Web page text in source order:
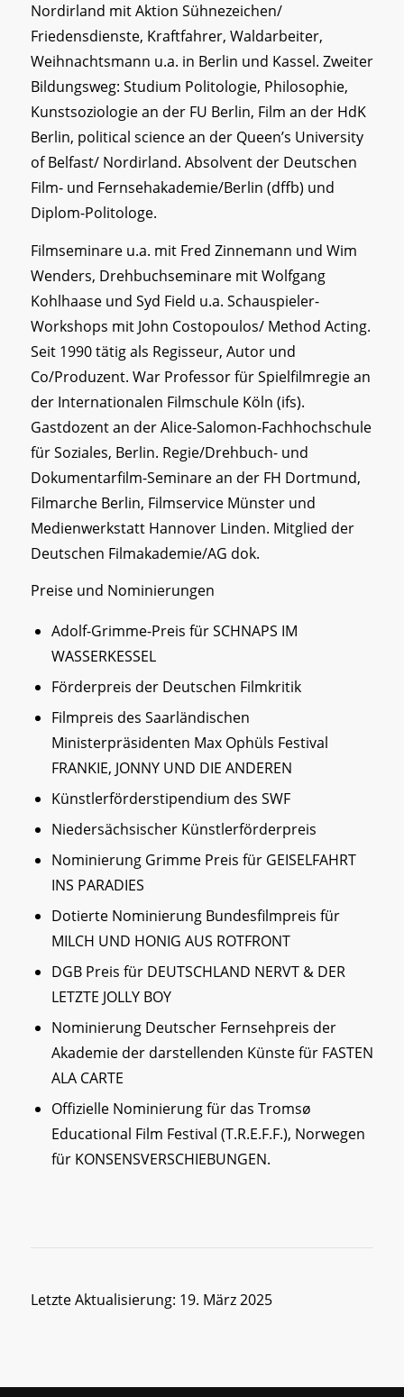
Nordirland mit Aktion Sühnezeichen/
Friedensdienste, Kraftfahrer, Waldarbeiter,
Weihnachtsmann u.a. in Berlin und Kassel. Zweiter
Bildungsweg: Studium Politologie, Philosophie,
Kunstsoziologie an der FU Berlin, Film an der HdK
Berlin, political science an der Queen’s University
of Belfast/ Nordirland. Absolvent der Deutschen
Film- und Fernsehakademie/Berlin (dffb) und
Diplom-Politologe.
Filmseminare u.a. mit Fred Zinnemann und Wim
Wenders, Drehbuchseminare mit Wolfgang
Kohlhaase und Syd Field u.a. Schauspieler-
Workshops mit John Costopoulos/ Method Acting.
Seit 1990 tätig als Regisseur, Autor und
Co/Produzent. War Professor für Spielfilmregie an
der Internationalen Filmschule Köln (ifs).
Gastdozent an der Alice-Salomon-Fachhochschule
für Soziales, Berlin. Regie/Drehbuch- und
Dokumentarfilm-Seminare an der FH Dortmund,
Filmarche Berlin, Filmservice Münster und
Medienwerkstatt Hannover Linden. Mitglied der
Deutschen Filmakademie/AG dok.
Preise und Nominierungen
Adolf-Grimme-Preis für SCHNAPS IM
WASSERKESSEL
Förderpreis der Deutschen Filmkritik
Filmpreis des Saarländischen
Ministerpräsidenten Max Ophüls Festival
FRANKIE, JONNY UND DIE ANDEREN
Künstlerförderstipendium des SWF
Niedersächsischer Künstlerförderpreis
Nominierung Grimme Preis für GEISELFAHRT
INS PARADIES
Dotierte Nominierung Bundesfilmpreis für
MILCH UND HONIG AUS ROTFRONT
DGB Preis für DEUTSCHLAND NERVT & DER
LETZTE JOLLY BOY
Nominierung Deutscher Fernsehpreis der
Akademie der darstellenden Künste für FASTEN
ALA CARTE
Offizielle Nominierung für das Tromsø
Educational Film Festival (T.R.E.F.F.), Norwegen
für KONSENSVERSCHIEBUNGEN.
Letzte Aktualisierung: 19. März 2025